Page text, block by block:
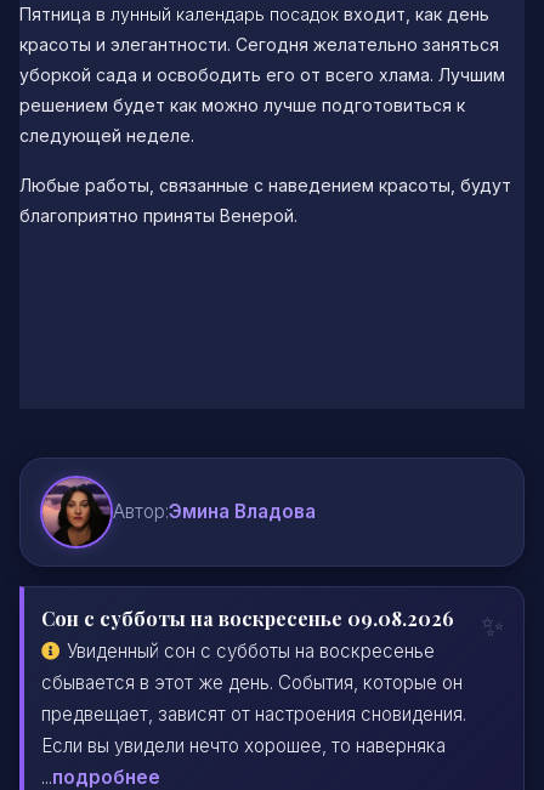
Пятница в лунный календарь посадок входит, как день
красоты и элегантности. Сегодня желательно заняться
уборкой сада и освободить его от всего хлама. Лучшим
решением будет как можно лучше подготовиться к
следующей неделе.
Любые работы, связанные с наведением красоты, будут
благоприятно приняты Венерой.
Автор:Эмина Владова
Сон с субботы на воскресенье 09.08.2026
Увиденный сон с субботы на воскресенье
сбывается в этот же день. События, которые он
предвещает, зависят от настроения сновидения.
Если вы увидели нечто хорошее, то наверняка
...подробнее